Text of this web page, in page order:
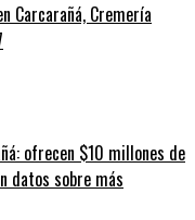
Carcarañá, Cremería
ofrecen $10 millones de
datos sobre más